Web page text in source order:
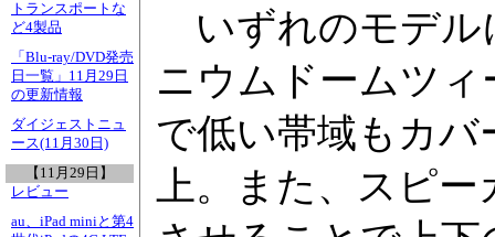
トランスポートな
ど4製品
「Blu-ray/DVD発売
日一覧」11月29日
の更新情報
ダイジェストニュ
ース(11月30日)
【11月29日】
レビュー
au、iPad miniと第4
いずれのモデル
ニウムドームツ
で低い帯域もカ
上。また、スピー